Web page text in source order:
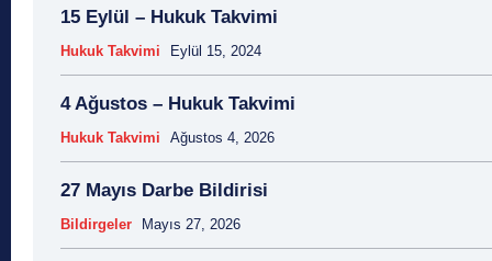
15 Eylül – Hukuk Takvimi
Hukuk Takvimi Eylül 15, 2024
4 Ağustos – Hukuk Takvimi
Hukuk Takvimi Ağustos 4, 2026
27 Mayıs Darbe Bildirisi
Bildirgeler Mayıs 27, 2026